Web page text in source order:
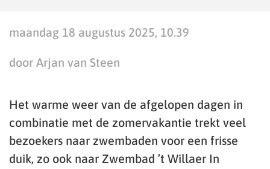
maandag 18 augustus 2025, 10.39
door Arjan van Steen
Het warme weer van de afgelopen dagen in
combinatie met de zomervakantie trekt veel
bezoekers naar zwembaden voor een frisse
duik, zo ook naar Zwembad ’t Willaer In